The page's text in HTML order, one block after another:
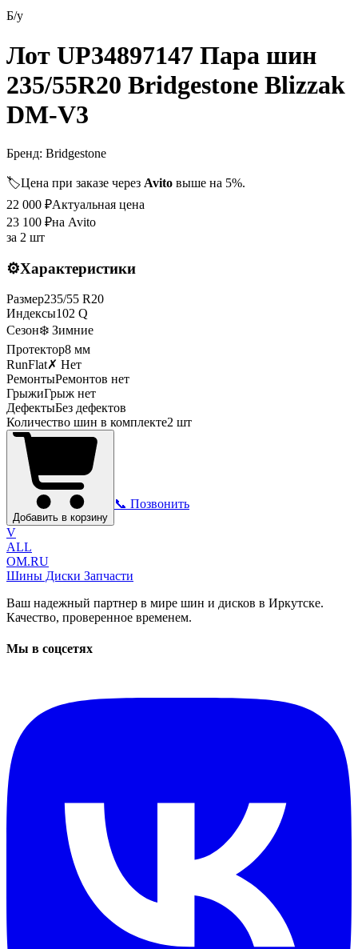
Б/у
Лот UP34897147 Пара шин
235/55R20 Bridgestone Blizzak
DM-V3
Бренд: Bridgestone
🏷️Цена при заказе через Avito выше на 5%.
22 000 ₽Актуальная цена
23 100 ₽на Avito
за 2 шт
⚙️Характеристики
Размер235/55 R20
Индексы102 Q
Сезон❄️ Зимние
Протектор8 мм
RunFlat✗ Нет
РемонтыРемонтов нет
ГрыжиГрыж нет
ДефектыБез дефектов
Количество шин в комплекте2 шт
Добавить в корзину
📞 Позвонить
V
ALL
OM.RU
Шины Диски Запчасти
Ваш надежный партнер в мире шин и дисков в Иркутске.
Качество, проверенное временем.
Мы в соцсетях